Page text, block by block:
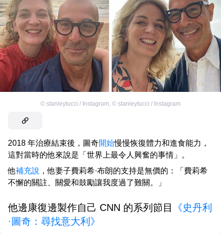
© stanleytucci / Instagram © stanleytucci / Instagram
2018 年治療結束後，圖奇開始慢慢恢復體力和進食能力，
這對當時的他來說是「世界上最令人興奮的事情」。
他補充說 ，他妻子費莉希·布朗的支持是無價的：「費莉希
不懈的關註、關愛和鼓勵讓我度過了難關。」
他邊康復邊製作自己 CNN 的系列節目
《史丹利
·圖奇：尋找意大利》